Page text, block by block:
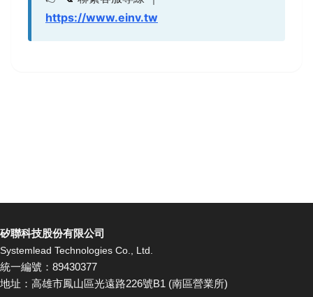
https://www.einv.tw
矽聯科技股份有限公司
Systemlead Technologies Co., Ltd.
統一編號：89430377
地址：高雄市鳳山區光遠路226號B1 (南區營業所)